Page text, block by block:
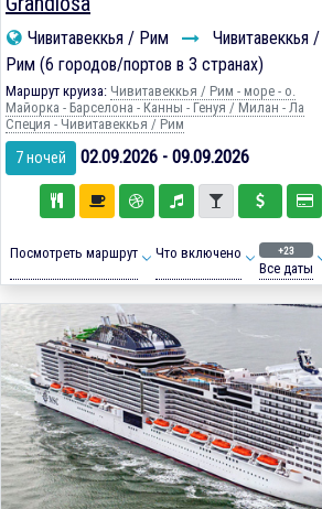
Чивитавеккья / Рим
Чивитавеккья /
Рим (6 городов/портов в 3 странах)
Маршрут круиза: Чивитавеккья / Рим - море - о.
Майорка - Барселона - Канны - Генуя / Милан - Ла
Специя - Чивитавеккья / Рим
7 ночей 02.09.2026 - 09.09.2026
Посмотреть маршрут Что включено +23
Все даты